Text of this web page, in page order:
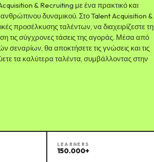
& Recruiting με ένα πρακτικό και
δυναμικού. Στο Talent Acquisition &
προσέλκυσης ταλέντων, να διαχειρίζεστε τη
τις σύγχρονες τάσεις της αγοράς. Μέσα από
θα αποκτήσετε τις γνώσεις και τις
τα καλύτερα ταλέντα, συμβάλλοντας στην
LEARNERS
150.000+